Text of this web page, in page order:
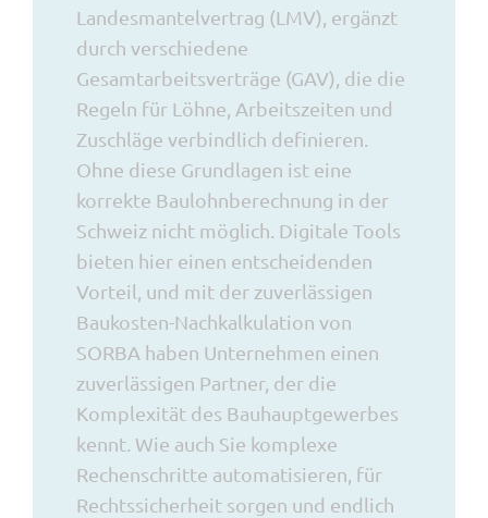
Landesmantelvertrag (LMV), ergänzt
durch verschiedene
Gesamtarbeitsverträge (GAV), die die
Regeln für Löhne, Arbeitszeiten und
Zuschläge verbindlich definieren.
Ohne diese Grundlagen ist eine
korrekte Baulohnberechnung in der
Schweiz nicht möglich. Digitale Tools
bieten hier einen entscheidenden
Vorteil, und mit der zuverlässigen
Baukosten-Nachkalkulation von
SORBA haben Unternehmen einen
zuverlässigen Partner, der die
Komplexität des Bauhauptgewerbes
kennt. Wie auch Sie komplexe
Rechenschritte automatisieren, für
Rechtssicherheit sorgen und endlich